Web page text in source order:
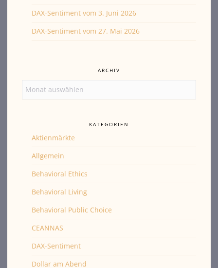
DAX-Sentiment vom 3. Juni 2026
DAX-Sentiment vom 27. Mai 2026
ARCHIV
KATEGORIEN
Aktienmärkte
Allgemein
Behavioral Ethics
Behavioral Living
Behavioral Public Choice
CEANNAS
DAX-Sentiment
Dollar am Abend